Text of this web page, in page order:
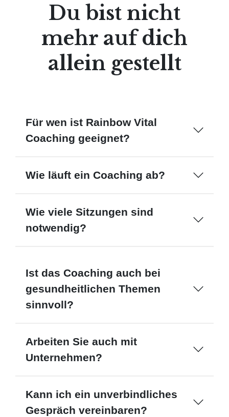
Du bist nicht
mehr auf dich
allein gestellt
Für wen ist Rainbow Vital
Coaching geeignet?
Wie läuft ein Coaching ab?
Wie viele Sitzungen sind
notwendig?
Ist das Coaching auch bei
gesundheitlichen Themen
sinnvoll?
Arbeiten Sie auch mit
Unternehmen?
Kann ich ein unverbindliches
Gespräch vereinbaren?